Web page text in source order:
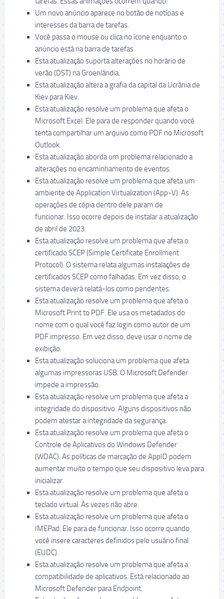
Um novo anúncio aparece no botão de notícias e
interesses da barra de tarefas.
Você passa o mouse ou clica no ícone enquanto o
anúncio está na barra de tarefas.
Esta atualização suporta alterações no horário de
verão (DST) na Groenlândia.
Esta atualização altera a grafia da capital da Ucrânia de
Kiev para Kiev.
Esta atualização resolve um problema que afeta o
Microsoft Excel. Ele para de responder quando você
tenta compartilhar um arquivo como PDF no Microsoft
Outlook.
Esta atualização aborda um problema relacionado a
alterações no encaminhamento de eventos.
Esta atualização resolve um problema que afeta um
ambiente de Application Virtualization (App-V). As
operações de cópia dentro dele param de
funcionar. Isso ocorre depois de instalar a atualização
de abril de 2023.
Esta atualização resolve um problema que afeta o
certificado SCEP (Simple Certificate Enrollment
Protocol). O sistema relata algumas instalações de
certificados SCEP como falhadas. Em vez disso, o
sistema deverá relatá-los como pendentes.
Esta atualização resolve um problema que afeta o
Microsoft Print to PDF. Ele usa os metadados do
nome com o qual você faz login como autor de um
PDF impresso. Em vez disso, deve usar o nome de
exibição.
Esta atualização soluciona um problema que afeta
algumas impressoras USB. O Microsoft Defender
impede a impressão.
Esta atualização resolve um problema que afeta a
integridade do dispositivo. Alguns dispositivos não
podem atestar a integridade da segurança.
Esta atualização resolve um problema que afeta o
Controle de Aplicativos do Windows Defender
(WDAC). As políticas de marcação de AppID podem
aumentar muito o tempo que seu dispositivo leva para
inicializar.
Esta atualização resolve um problema que afeta o
teclado virtual. Às vezes não abre.
Esta atualização resolve um problema que afeta o
IMEPad. Ele para de funcionar. Isso ocorre quando
você insere caracteres definidos pelo usuário final
(EUDC).
Esta atualização resolve um problema que afeta a
compatibilidade de aplicativos. Está relacionado ao
Microsoft Defender para Endpoint.